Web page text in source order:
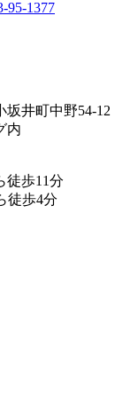
坂井町中野54-12
内
徒歩11分
徒歩4分